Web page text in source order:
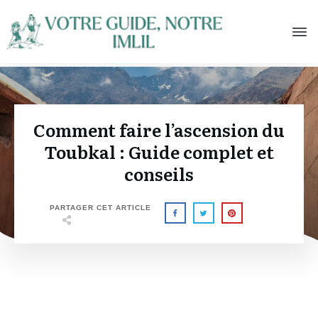
Comment faire l’ascension du
Toubkal : Guide complet et
conseils
PARTAGER CET ARTICLE